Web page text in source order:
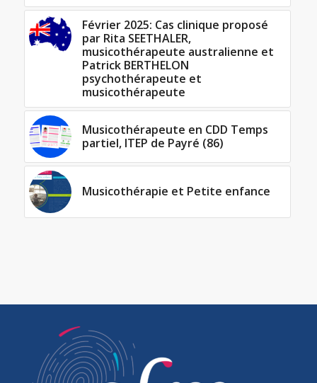
Février 2025: Cas clinique proposé
par Rita SEETHALER,
musicothérapeute australienne et
Patrick BERTHELON
psychothérapeute et
musicothérapeute
Musicothérapeute en CDD Temps
partiel, ITEP de Payré (86)
Musicothérapie et Petite enfance